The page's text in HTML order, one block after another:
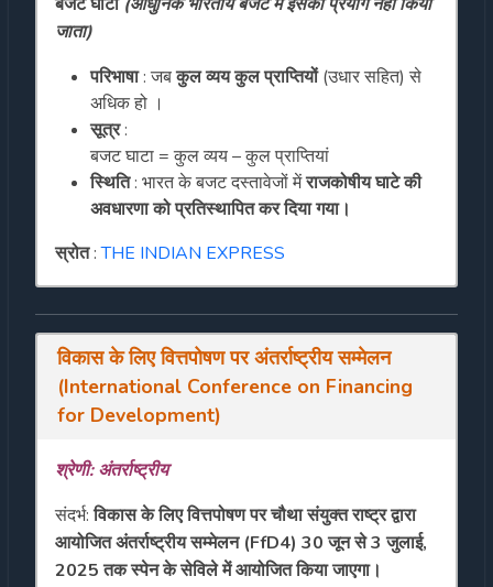
जाता)
परिभाषा: जबकुल व्यय कुल प्राप्तियों(उधार सहित) से
अधिक हो ।
सूत्र:
बजट घाटा = कुल व्यय – कुल प्राप्तियां
स्थिति: भारत के बजट दस्तावेजों मेंराजकोषीय घाटे की
अवधारणा को प्रतिस्थापित कर दिया गया।
स्रोत:THE INDIAN EXPRESS
विकास के लिए वित्तपोषण पर अंतर्राष्ट्रीय सम्मेलन
(International Conference on Financing
for Development)
श्रेणी: अंतर्राष्ट्रीय
संदर्भ:विकास के लिए वित्तपोषण पर चौथा संयुक्त राष्ट्र द्वारा
आयोजित अंतर्राष्ट्रीय सम्मेलन (FfD4) 30 जून से 3 जुलाई,
2025 तक स्पेन के सेविले में आयोजित किया जाएगा।